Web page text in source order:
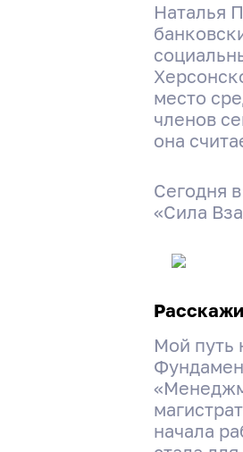
Наталья
место
членов
она
Сегодня
«Сила
Мой путь
начала